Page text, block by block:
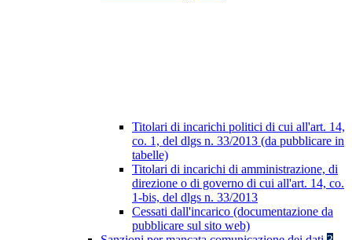
Titolari di incarichi politici di cui all'art. 14,
co. 1, del dlgs n. 33/2013 (da pubblicare in
tabelle)
Titolari di incarichi di amministrazione, di
direzione o di governo di cui all'art. 14, co.
1-bis, del dlgs n. 33/2013
Cessati dall'incarico (documentazione da
pubblicare sul sito web)